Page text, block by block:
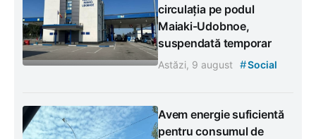
circulația pe podul
Maiaki-Udobnoe,
suspendată temporar
Astăzi, 9 august #Social
Avem energie suficientă
pentru consumul de